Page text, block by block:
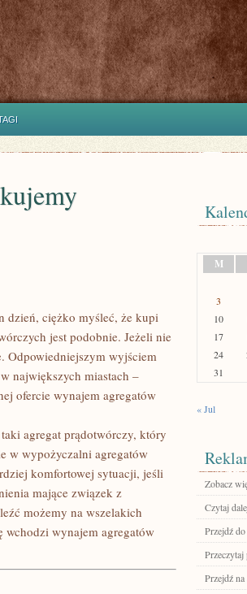
dzień, ciężko myśleć, że kupi
jest podobnie. Jeżeli nie
Odpowiedniejszym wyjściem
największych miastach –
ofercie wynajem agregatów
agregat prądotwórczy, który
w wypożyczalni agregatów
komfortowej sytuacji, jeśli
mające związek z
możemy na wszelakich
wchodzi wynajem agregatów
M
3
10
17
24
31
« Jul
Zobacz
Czytaj
Przejdź
Przeczytaj
Przejdź